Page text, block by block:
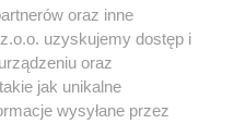
kanalizacja,
jezdni
oraz inne
uzyskujemy dostęp i
oraz
jak unikalne
wysyłane przez